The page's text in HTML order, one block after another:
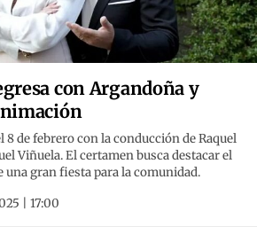
con Argandoña y
8 de febrero con la conducción de Raquel
Viñuela. El certamen busca destacar el
gran fiesta para la comunidad.
| 17:00